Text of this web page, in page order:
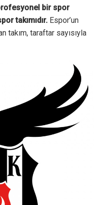
bir spor
takımıdır. Espor’un
takım, taraftar sayısıyla